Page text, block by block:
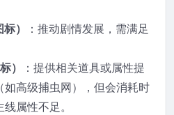
）
：推动剧情发展，需满足
）
：提供相关道具或属性提
如高级捕虫网），但会消耗时
属性不足。